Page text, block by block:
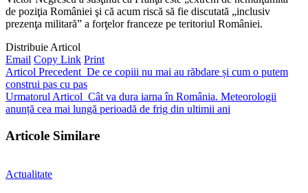
de poziţia României şi că acum riscă să fie discutată „inclusiv
prezenţa militară” a forţelor franceze pe teritoriul României.
Distribuie Articol
Email Copy Link Print
Articol Precedent De ce copiii nu mai au răbdare și cum o putem
construi pas cu pas
Urmatorul Articol Cât va dura iarna în România. Meteorologii
anunță cea mai lungă perioadă de frig din ultimii ani
Articole Similare
Actualitate